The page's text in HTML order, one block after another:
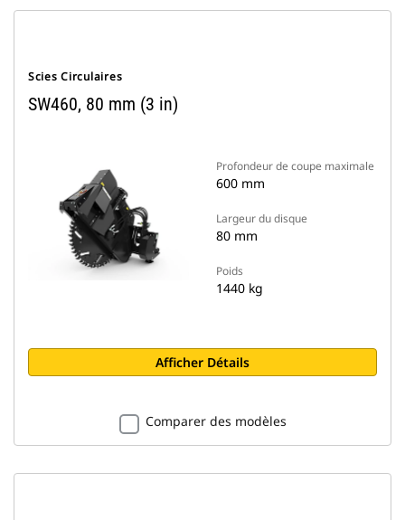
Scies Circulaires
SW460, 80 mm (3 in)
Profondeur de coupe maximale
600 mm
Largeur du disque
80 mm
Poids
1440 kg
Afficher Détails
Comparer des modèles